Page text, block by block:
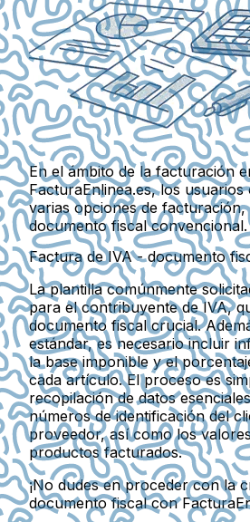
En el ámbito de la facturación
FacturaEnlinea.es, los
varias opciones de
documento fiscal convencional.
Factura de IVA - documento
La plantilla comúnmente
para el contribuyente de IVA,
documento fiscal crucial.
estándar, es necesario incluir
la base imponible y el
cada artículo. El proceso es
recopilación de datos
números de identificación del
proveedor, así como los
productos facturados.
¡No dudes en proceder con la
documento fiscal con